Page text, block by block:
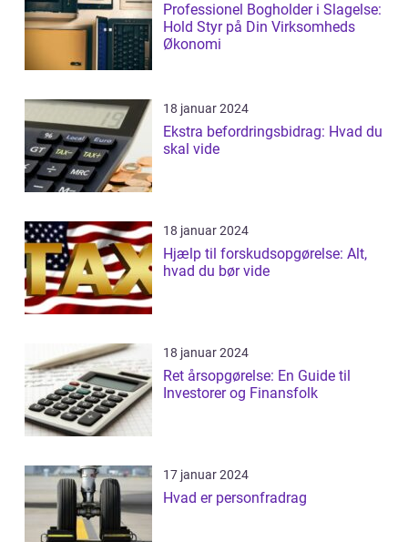
Professionel Bogholder i Slagelse:
Hold Styr på Din Virksomheds
Økonomi
18 januar 2024
Ekstra befordringsbidrag: Hvad du
skal vide
18 januar 2024
Hjælp til forskudsopgørelse: Alt,
hvad du bør vide
18 januar 2024
Ret årsopgørelse: En Guide til
Investorer og Finansfolk
17 januar 2024
Hvad er personfradrag